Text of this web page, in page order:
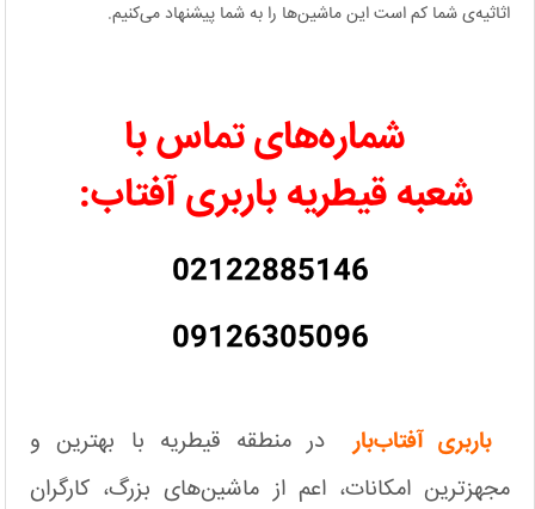
اثاثیه‌ی شما کم است این ماشین‌ها را به شما پیشنهاد می‌کنیم.
شماره‌‌های تماس با
شعبه قیطریه باربری آفتاب:
02122885146
09126305096
باربری آفتاب‌بار در منطقه قیطریه با بهترین و
مجهزترین امکانات، اعم از ماشین‌های بزرگ، کارگران